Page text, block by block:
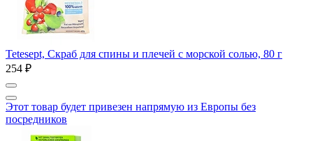
Tetesept, Скраб для спины и плечей с морской солью, 80 г
254 ₽
Этот товар будет привезен напрямую из Европы без
посредников